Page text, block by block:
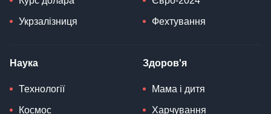
Укрзалізниця Фехтування
Наука
Технології
Космос
Здоров'я
Мама і дитя
Харчування